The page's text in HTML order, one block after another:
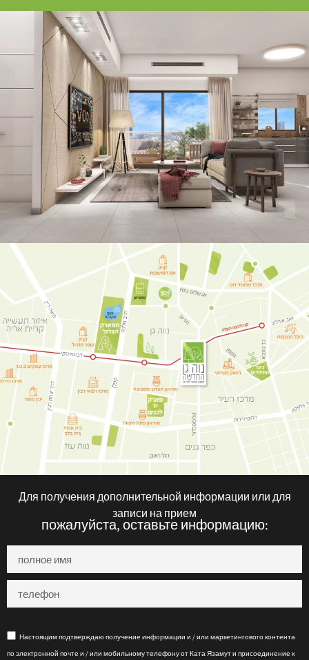
Для получения дополнительной информации или для
записи на прием
пожалуйста, оставьте информацию:
Настоящим подтверждаю получение информации и / или маркетингового контента
по электронной почте и / или мобильному телефону от Ката Язамут и присоединение к